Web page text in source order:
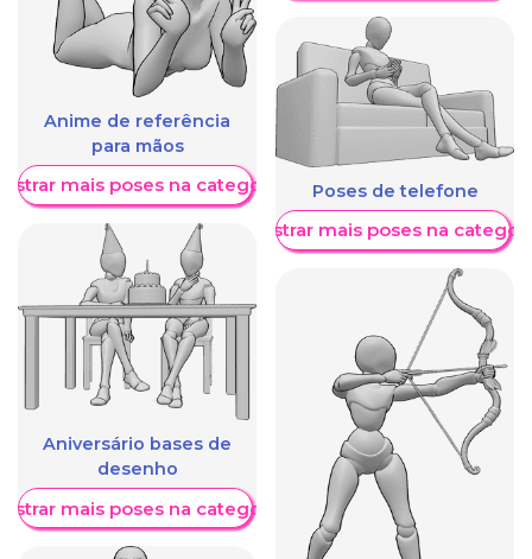
Anime de referência
para mãos
mais poses na categoria
Aniversário bases de
desenho
mais poses na categoria
Poses de telefone
Mostrar mais poses na